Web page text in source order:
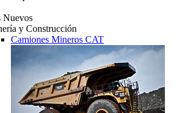
Nuevos
y Construcción
Camiones Mineros CAT